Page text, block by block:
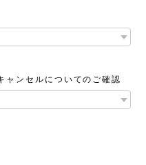
ャンセルについてのご確認